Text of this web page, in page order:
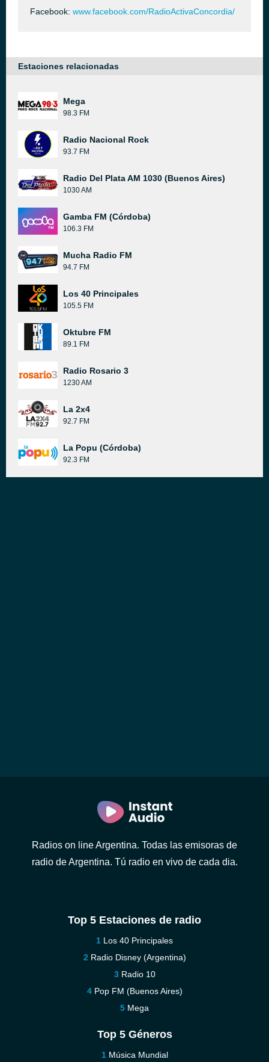
Facebook: www.facebook.com/RadioActivaConcordia/
Estaciones relacionadas
Mega
98.3 FM
Radio Nacional Rock
93.7 FM
Radio Del Plata AM 1030 (Buenos Aires)
1030 AM
Gamba FM (Córdoba)
106.3 FM
Mucha Radio FM
94.7 FM
Los 40 Principales
105.5 FM
Oktubre FM
89.1 FM
Radio Rosario 3
1230 AM
La 2x4
92.7 FM
La Popu (Córdoba)
92.3 FM
Radios on line Argentina. Todas las emisoras de
radio de Argentina. Tú radio en vivo de cada dia.
Top 5 Estaciones de radio
Los 40 Principales
Radio Disney (Argentina)
Radio 10
Pop FM (Buenos Aires)
Mega
Top 5 Géneros
Música Mundial